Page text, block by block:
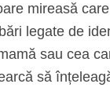
mireasă
legate de
sau cea
să